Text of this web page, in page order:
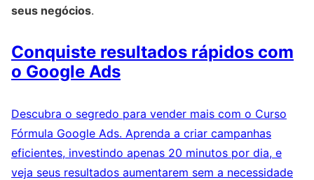
seus negócios.
Conquiste resultados rápidos com
o Google Ads
Descubra o segredo para vender mais com o Curso
Fórmula Google Ads. Aprenda a criar campanhas
eficientes, investindo apenas 20 minutos por dia, e
veja seus resultados aumentarem sem a necessidade